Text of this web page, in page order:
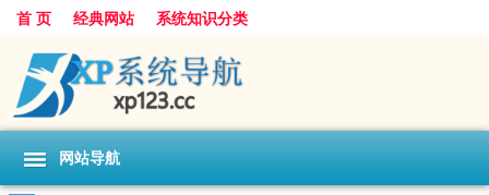
首 页 经典网站 系统知识分类
网站导航